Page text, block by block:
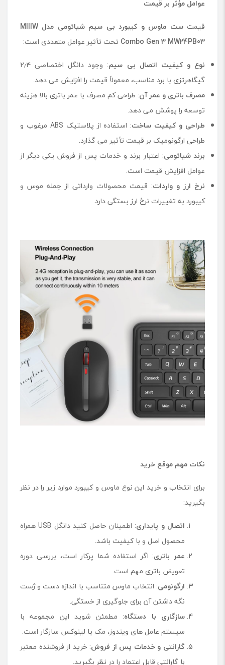
عوامل مؤثر بر قیمت
قیمتست ماوس و کیبورد بی سیم شیائومی مدل MIIIW
Combo Gen 3 MW24PB03 تحت تأثیر عوامل متعددی است:
نوع و کیفیت اتصال بی‌ سیم
: وجود دانگل اختصاصی ۲٫۴
گیگاهرتزی با برد مناسب، معمولاً قیمت را افزایش می ‌دهد.
مصرف باتری و عمر آن: طراحی کم ‌مصرف با عمر باتری بالا هزینه
توسعه را پوشش می‌ دهد.
طراحی و کیفیت ساخت
: استفاده از پلاستیک ABS مرغوب و
طراحی ارگونومیک بر قیمت تأثیر می ‌گذارد.
برند شیائومی: اعتبار برند و خدمات پس از فروش یکی دیگر از
عوامل افزایش قیمت است.
نرخ ارز و واردات: قیمت محصولات وارداتی از جمله موس و
کیبورد به تغییرات نرخ ارز بستگی دارد.
نکات مهم موقع خرید
برای انتخاب و خرید این نوع ماوس و کیبورد موارد زیر را در نظر
بگیرید:
اتصال و پایداری
: اطمینان حاصل کنید دانگل USB همراه
محصول اصل و با کیفیت باشد.
عمر باتری: اگر استفاده شما پرکار است، بررسی دوره
تعویض باتری مهم است.
ارگونومی: انتخاب ماوس متناسب با اندازه دست و ژست
نگه ‌داشتن آن برای جلوگیری از خستگی.
سازگاری با دستگاه: مطمئن شوید این مجموعه با
سیستم‌ عامل ‌های ویندوز، مک یا لینوکس سازگار است.
گارانتی و خدمات پس از فروش: خرید از فروشنده معتبر
با گارانتی قابل اعتماد را در نظر بگیرید.